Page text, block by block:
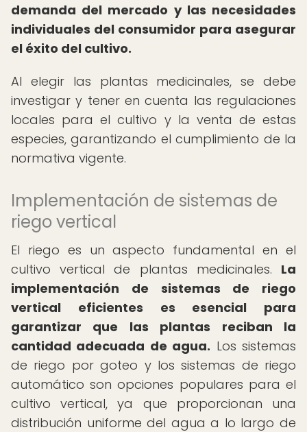
demanda del mercado y las necesidades
individuales del consumidor para asegurar
el éxito del cultivo.
Al elegir las plantas medicinales, se debe
investigar y tener en cuenta las regulaciones
locales para el cultivo y la venta de estas
especies, garantizando el cumplimiento de la
normativa vigente.
Implementación de sistemas de
riego vertical
El riego es un aspecto fundamental en el
cultivo vertical de plantas medicinales. La
implementación de sistemas de riego
vertical eficientes es esencial para
garantizar que las plantas reciban la
cantidad adecuada de agua. Los sistemas
de riego por goteo y los sistemas de riego
automático son opciones populares para el
cultivo vertical, ya que proporcionan una
distribución uniforme del agua a lo largo de